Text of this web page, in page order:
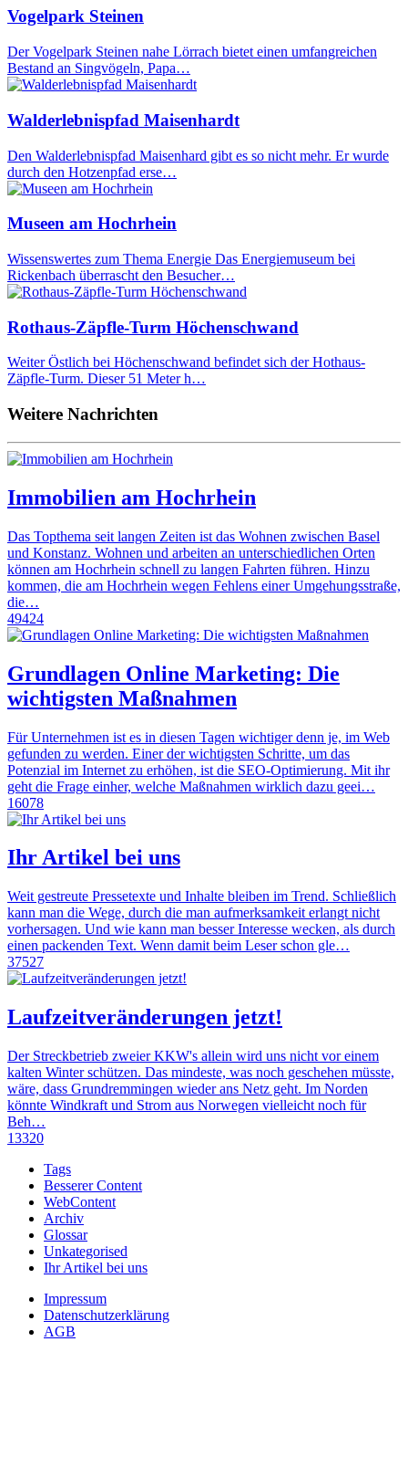
Vogelpark Steinen
Der Vogelpark Steinen nahe Lörrach bietet einen umfangreichen
Bestand an Singvögeln, Papa…
Walderlebnispfad Maisenhardt
Den Walderlebnispfad Maisenhard gibt es so nicht mehr. Er wurde
durch den Hotzenpfad erse…
Museen am Hochrhein
Wissenswertes zum Thema Energie Das Energiemuseum bei
Rickenbach überrascht den Besucher…
Rothaus-Zäpfle-Turm Höchenschwand
Weiter Östlich bei Höchenschwand befindet sich der Hothaus-
Zäpfle-Turm. Dieser 51 Meter h…
Weitere Nachrichten
Immobilien am Hochrhein
Das Topthema seit langen Zeiten ist das Wohnen zwischen Basel
und Konstanz. Wohnen und arbeiten an unterschiedlichen Orten
können am Hochrhein schnell zu langen Fahrten führen. Hinzu
kommen, die am Hochrhein wegen Fehlens einer Umgehungsstraße,
die…
49424
Grundlagen Online Marketing: Die
wichtigsten Maßnahmen
Für Unternehmen ist es in diesen Tagen wichtiger denn je, im Web
gefunden zu werden. Einer der wichtigsten Schritte, um das
Potenzial im Internet zu erhöhen, ist die SEO-Optimierung. Mit ihr
geht die Frage einher, welche Maßnahmen wirklich dazu geei…
16078
Ihr Artikel bei uns
Weit gestreute Pressetexte und Inhalte bleiben im Trend. Schließlich
kann man die Wege, durch die man aufmerksamkeit erlangt nicht
vorhersagen. Und wie kann man besser Interesse wecken, als durch
einen packenden Text. Wenn damit beim Leser schon gle…
37527
Laufzeitveränderungen jetzt!
Der Streckbetrieb zweier KKW's allein wird uns nicht vor einem
kalten Winter schützen. Das mindeste, was noch geschehen müsste,
wäre, dass Grundremmingen wieder ans Netz geht. Im Norden
könnte Windkraft und Strom aus Norwegen vielleicht noch für
Beh…
13320
Tags
Besserer Content
WebContent
Archiv
Glossar
Unkategorised
Ihr Artikel bei uns
Impressum
Datenschutzerklärung
AGB